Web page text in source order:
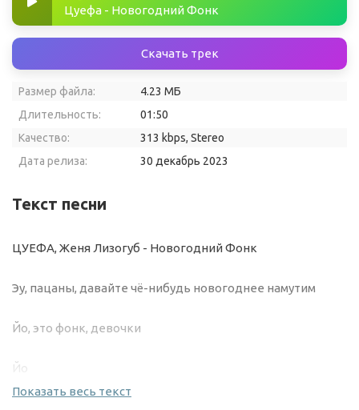
Цуефа - Новогодний Фонк
Скачать трек
Размер файла:
4.23 МБ
Длительность:
01:50
Качество:
313 kbps, Stereo
Дата релиза:
30 декабрь 2023
Текст песни
ЦУЕФА, Женя Лизогуб - Новогодний Фонк
Эу, пацаны, давайте чё-нибудь новогоднее намутим
Йо, это фонк, девочки
Йо
Показать весь текст